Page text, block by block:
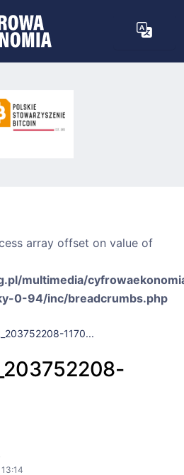
array offset on value of
multimedia/
0-94/inc/breadcrumbs.php
1170...